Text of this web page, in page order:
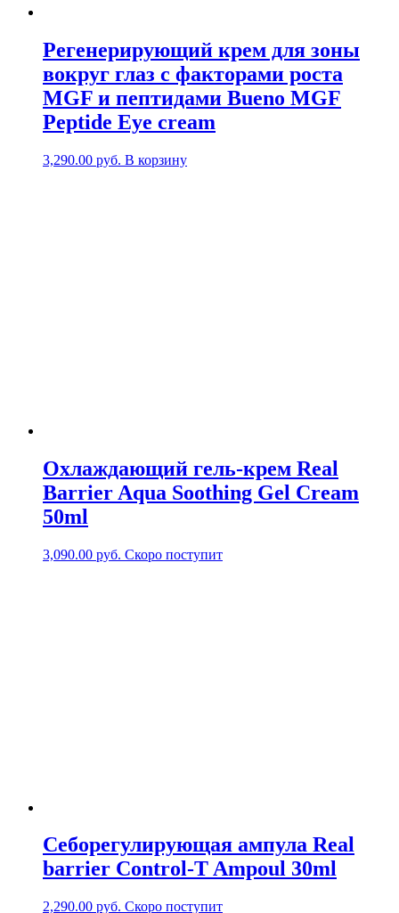
Регенерирующий крем для зоны
вокруг глаз с факторами роста
MGF и пептидами Bueno MGF
Peptide Eye cream
3,290.00 руб. В корзину
Охлаждающий гель-крем Real
Barrier Aqua Soothing Gel Cream
50ml
3,090.00 руб. Скоро поступит
Себорегулирующая ампула Real
barrier Control-T Ampoul 30ml
2,290.00 руб. Скоро поступит